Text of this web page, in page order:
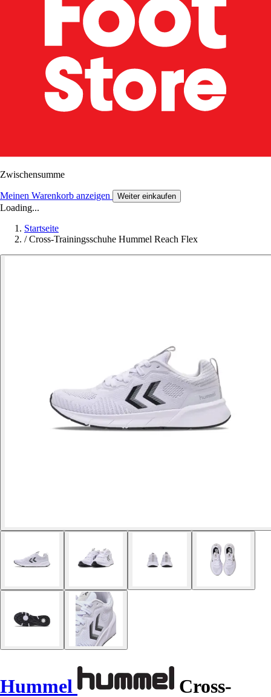
Zwischensumme
Meinen Warenkorb anzeigen Weiter einkaufen
Loading...
Startseite
/ Cross-Trainingsschuhe Hummel Reach Flex
Hummel Cross-